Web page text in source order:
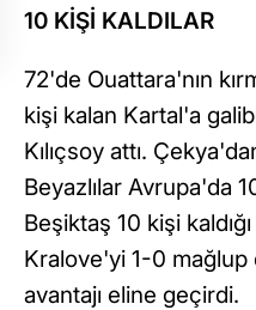
10 KİŞİ KALDILAR
72'de Ouattara'nın
kişi kalan Kartal'a
Kılıçsoy attı.
Beyazlılar Avrupa'da
Beşiktaş 10 kişi
Kralove'yi 1-0
avantajı eline geçirdi.